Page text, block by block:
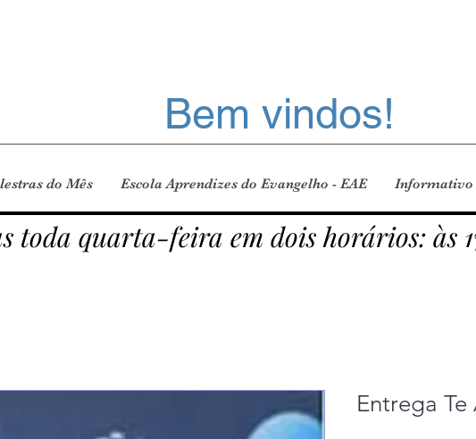
Bem vindos!
do Mês Escola Aprendizes do Evangelho - EAE Informativo
toda quarta-feira em dois horários: às
Entrega Te